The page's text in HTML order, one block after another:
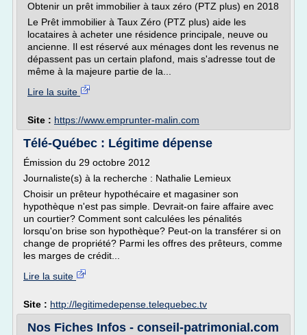
Obtenir un prêt immobilier à taux zéro (PTZ plus) en 2018
Le Prêt immobilier à Taux Zéro (PTZ plus) aide les
locataires à acheter une résidence principale, neuve ou
ancienne. Il est réservé aux ménages dont les revenus ne
dépassent pas un certain plafond, mais s'adresse tout de
même à la majeure partie de la...
Lire la suite
Site : https://www.emprunter-malin.com
Télé-Québec : Légitime dépense
Émission du 29 octobre 2012
Journaliste(s) à la recherche : Nathalie Lemieux
Choisir un prêteur hypothécaire et magasiner son
hypothèque n'est pas simple. Devrait-on faire affaire avec
un courtier? Comment sont calculées les pénalités
lorsqu'on brise son hypothèque? Peut-on la transférer si on
change de propriété? Parmi les offres des prêteurs, comme
les marges de crédit...
Lire la suite
Site : http://legitimedepense.telequebec.tv
Nos Fiches Infos - conseil-patrimonial.com